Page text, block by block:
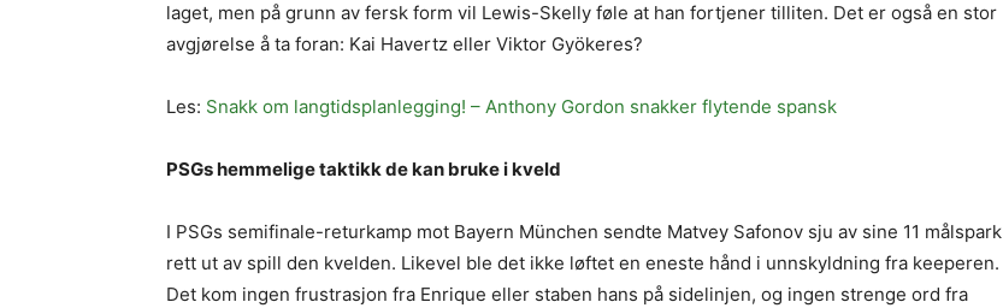
laget, men på grunn av fersk form vil Lewis-Skelly føle at han fortjener tilliten. Det er også en stor
avgjørelse å ta foran: Kai Havertz eller Viktor Gyökeres?
Les: Snakk om langtidsplanlegging! – Anthony Gordon snakker flytende spansk
PSGs hemmelige taktikk de kan bruke i kveld
I PSGs semifinale-returkamp mot Bayern München sendte Matvey Safonov sju av sine 11 målspark
rett ut av spill den kvelden. Likevel ble det ikke løftet en eneste hånd i unnskyldning fra keeperen.
Det kom ingen frustrasjon fra Enrique eller staben hans på sidelinjen, og ingen strenge ord fra